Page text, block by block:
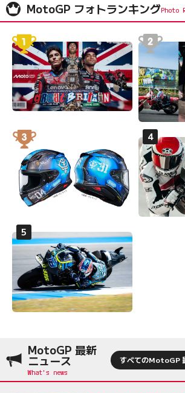
MotoGP フォトランキング
MotoGP 最新
ニュース すべてのMotoGP